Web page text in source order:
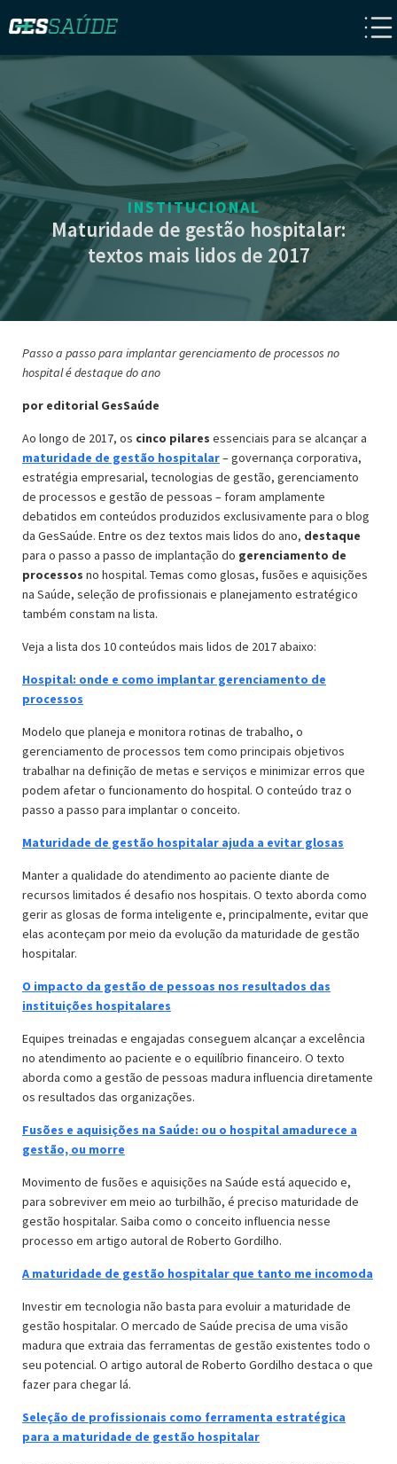
INSTITUCIONAL
Maturidade de gestão hospitalar:
textos mais lidos de 2017
Passo a passo para implantar gerenciamento de processos no
hospital é destaque do ano
por editorial GesSaúde
Ao longo de 2017, os cinco pilares essenciais para se alcançar a
maturidade de gestão hospitalar– governança corporativa,
estratégia empresarial, tecnologias de gestão, gerenciamento
de processos e gestão de pessoas – foram amplamente
debatidos em conteúdos produzidos exclusivamente para o blog
da GesSaúde. Entre os dez textos mais lidos do ano, destaque
para o passo a passo de implantação do gerenciamento de
processos no hospital. Temas como glosas, fusões e aquisições
na Saúde, seleção de profissionais e planejamento estratégico
também constam na lista.
Veja a lista dos 10 conteúdos mais lidos de 2017 abaixo:
Hospital: onde e como implantar gerenciamento de
processos
Modelo que planeja e monitora rotinas de trabalho, o
gerenciamento de processos tem como principais objetivos
trabalhar na definição de metas e serviços e minimizar erros que
podem afetar o funcionamento do hospital. O conteúdo traz o
passo a passo para implantar o conceito.
Maturidade de gestão hospitalar ajuda a evitar glosas
Manter a qualidade do atendimento ao paciente diante de
recursos limitados é desafio nos hospitais. O texto aborda como
gerir as glosas de forma inteligente e, principalmente, evitar que
elas aconteçam por meio da evolução da maturidade de gestão
hospitalar.
O impacto da gestão de pessoas nos resultados das
instituições hospitalares
Equipes treinadas e engajadas conseguem alcançar a excelência
no atendimento ao paciente e o equilíbrio financeiro. O texto
aborda como a gestão de pessoas madura influencia diretamente
os resultados das organizações.
Fusões e aquisições na Saúde: ou o hospital amadurece a
gestão, ou morre
Movimento de fusões e aquisições na Saúde está aquecido e,
para sobreviver em meio ao turbilhão, é preciso maturidade de
gestão hospitalar. Saiba como o conceito influencia nesse
processo em artigo autoral de Roberto Gordilho.
A maturidade de gestão hospitalar que tanto me incomoda
Investir em tecnologia não basta para evoluir a maturidade de
gestão hospitalar. O mercado de Saúde precisa de uma visão
madura que extraia das ferramentas de gestão existentes todo o
seu potencial. O artigo autoral de Roberto Gordilho destaca o que
fazer para chegar lá.
Seleção de profissionais como ferramenta estratégica
para a maturidade de gestão hospitalar